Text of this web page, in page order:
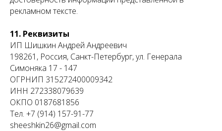
рекламном тексте.
11. Реквизиты
ИП Шишкин Андрей Андреевич
198261, Россия, Санкт-Петербург, ул. Генерала
Симоняка 17 - 147
ОГРНИП 315272400009342
ИНН 272338079639
ОКПО 0187681856
Тел. +7 (914) 157-91-77
sheeshkin26@gmail.com